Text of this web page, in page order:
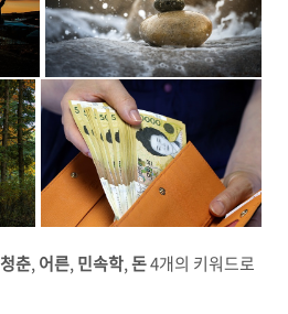
청춘, 어른, 민속학,돈4개의 키워드로